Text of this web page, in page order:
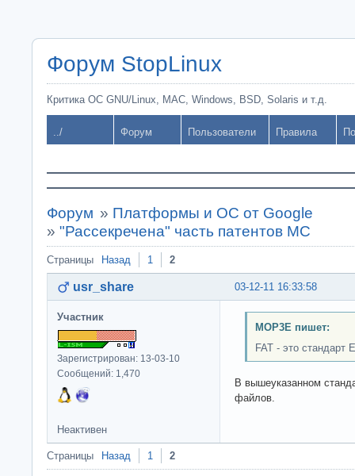
Форум StopLinux
Критика ОС GNU/Linux, MAC, Windows, BSD, Solaris и т.д.
../ Форум Пользователи Правила
Форум » Платформы и ОС от Google
» "Рассекречена" часть патентов МС
Страницы Назад 1 2
03-12-11 16:33:58
usr_share
Участник
Зарегистрирован: 13-03-10
Сообщений: 1,470
MOP3E пишет:
FAT - это стандарт
В вышеуказанном
файлов.
Неактивен
Страницы Назад 1 2